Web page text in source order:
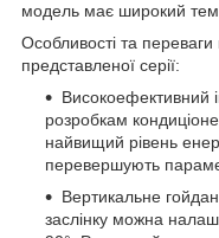
модель має широкий
Особливості та
представленої серії:
Високоефективний
розробкам
найвищий рівень
перевершують
Вертикальне
заслінку можна